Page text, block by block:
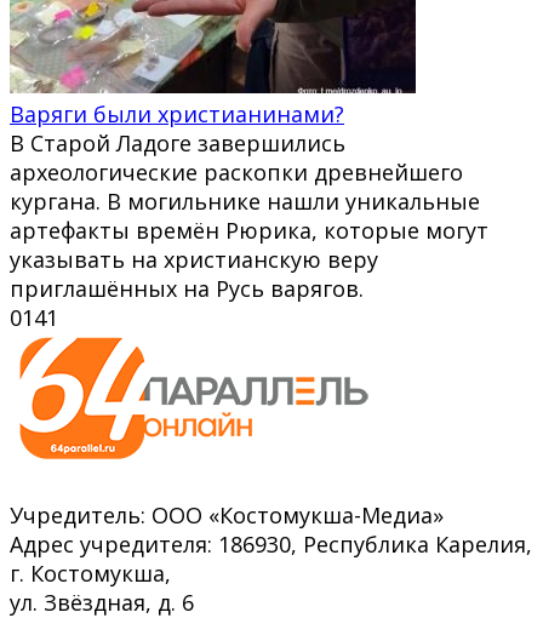
Варяги были христианинами?
В Старой Ладоге завершились
археологические раскопки древнейшего
кургана. В могильнике нашли уникальные
артефакты времён Рюрика, которые могут
указывать на христианскую веру
приглашённых на Русь варягов.
0141
Учредитель: ООО «Костомукша-Медиа»
Адрес учредителя: 186930, Республика Карелия,
г. Костомукша,
ул. Звёздная, д. 6